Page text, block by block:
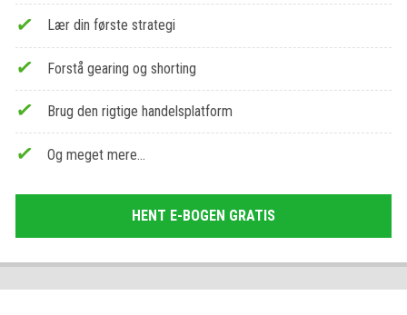
Lær din første strategi
Forstå gearing og shorting
Brug den rigtige handelsplatform
Og meget mere…
HENT E-BOGEN GRATIS